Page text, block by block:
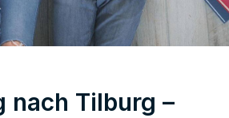
nach Tilburg –